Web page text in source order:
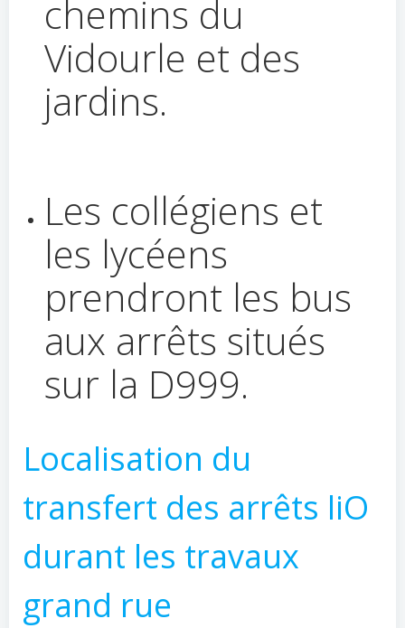
chemins du
Vidourle et des
jardins.
Les collégiens et
les lycéens
prendront les bus
aux arrêts situés
sur la D999.
Localisation du
transfert des arrêts liO
durant les travaux
grand rue